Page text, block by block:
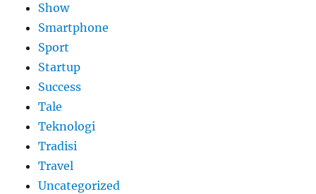
Show
Smartphone
Sport
Startup
Success
Tale
Teknologi
Tradisi
Travel
Uncategorized